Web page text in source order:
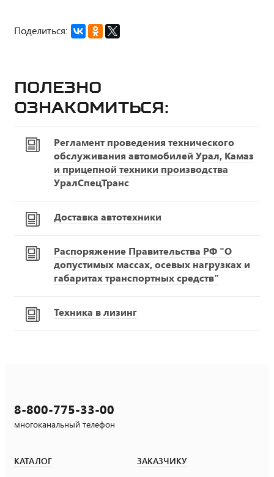
Поделиться:
Полезно
ознакомиться:
Регламент проведения технического
обслуживания автомобилей Урал, Камаз
и прицепной техники производства
УралСпецТранс
Доставка автотехники
Распоряжение Правительства РФ "О
допустимых массах, осевых нагрузках и
габаритах транспортных средств"
Техника в лизинг
8-800-775-33-00
многоканальный телефон
КАТАЛОГ ЗАКАЗЧИКУ